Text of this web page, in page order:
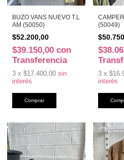
BUZO VANS NUEVO T.L
AM (50050)
$52.200,00
$39.150,00 con
Transferencia
3 x $17.400,00 sin
interés
(50049)
3 x
interés